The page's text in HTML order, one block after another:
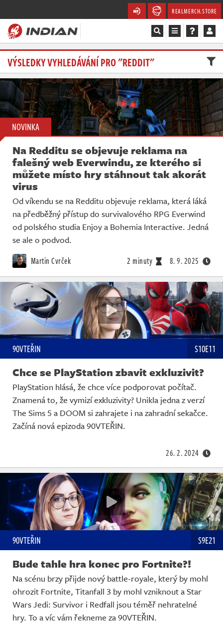
REALMERCH.STORE
Magazín
Recenze
Videa
Soutěže
Databáze
Komunita
Redakce
Živě
VÝSLEDKY VYHLEDÁVÁNÍ PRO "REDDIT"
NOVINKA
Na Redditu se objevuje reklama na
falešný web Everwindu, ze kterého si
můžete místo hry stáhnout tak akorát
virus
Od víkendu se na Redditu objevuje reklama, která láká
na předběžný přístup do survivalového RPG Everwind
od polského studia Enjoy a Bohemia Interactive. Jedná
se ale o podvod.
Martin Cvrček 2 minuty 8. 9. 2025
90VTEŘIN S10E11
Chce se PlayStation zbavit exkluzivit?
PlayStation hlásá, že chce více podporovat počítač.
Znamená to, že vymizí exkluzivity? Unikla jedna z verzí
The Sims 5 a DOOM si zahrajete i na zahradní sekačce.
Začíná nová epizoda 90VTEŘIN.
26. 2. 2024
90VTEŘIN S9E21
Bude tahle hra konec pro Fortnite?!
Na scénu brzy přijde nový battle-royale, který by mohl
ohrozit Fortnite, Titanfall 3 by mohl vzniknout a Star
Wars Jedi: Survivor i Redfall jsou téměř nehratelné
hry. To a víc vám řekneme za 90VTEŘIN.